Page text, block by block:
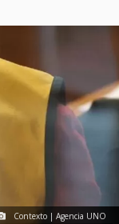
Contexto | Agencia UNO